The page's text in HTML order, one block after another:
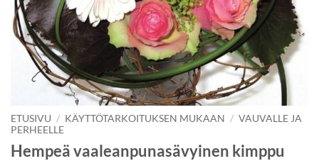
ETUSIVU / KÄYTTÖTARKOITUKSEN MUKAAN / VAUVALLE JA
PERHEELLE
Hempeä vaaleanpunasävyinen kimppu